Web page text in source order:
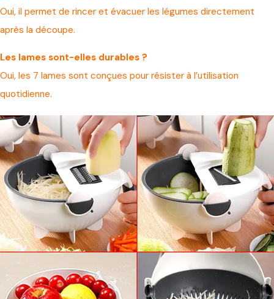
Oui, il permet de rincer et évacuer les légumes directement
après la découpe.
Les lames sont-elles durables ?
Oui, les 7 lames sont conçues pour résister à l’utilisation
quotidienne.